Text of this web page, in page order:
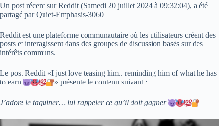
Un post récent sur Reddit (Samedi 20 juillet 2024 à 09:32:04), a été
partagé par Quiet-Emphasis-3060
Reddit est une plateforme communautaire où les utilisateurs créent des
posts et interagissent dans des groupes de discussion basés sur des
intérêts communs.
Le post Reddit «I just love teasing him.. reminding him of what he has
to earn
» présente le contenu suivant :
J’adore le taquiner… lui rappeler ce qu’il doit gagner